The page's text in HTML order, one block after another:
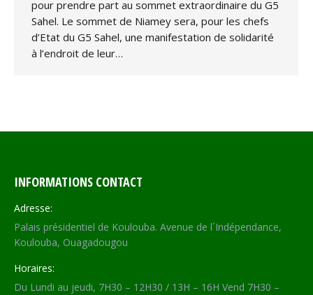
pour prendre part au sommet extraordinaire du G5
Sahel. Le sommet de Niamey sera, pour les chefs
d’Etat du G5 Sahel, une manifestation de solidarité
à l’endroit de leur…
INFORMATIONS CONTACT
Adresse:
Palais présidentiel de Koulouba. Avenue de l´Indépendance,
Koulouba, Ouagadougou
Horaires:
Du Lundi au jeudi, 7H30 – 12H30 / 13H – 16H Vend 7H30 –